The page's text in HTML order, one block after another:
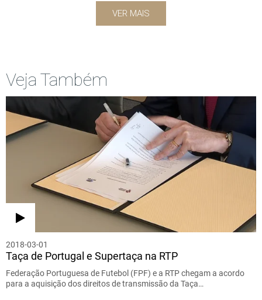
VER MAIS
Veja Também
2018-03-01
Taça de Portugal e Supertaça na RTP
Federação Portuguesa de Futebol (FPF) e a RTP chegam a acordo
para a aquisição dos direitos de transmissão da Taça…